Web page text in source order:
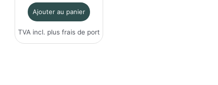
Ajouter au panier
TVA incl. plus frais de port